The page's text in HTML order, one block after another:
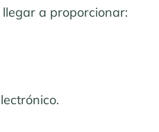
a proporcionar: